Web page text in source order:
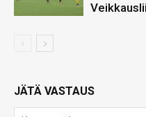
JÄTÄ VASTAUS